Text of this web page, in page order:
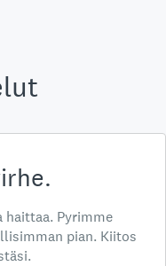
Pyrimme
pian. Kiitos